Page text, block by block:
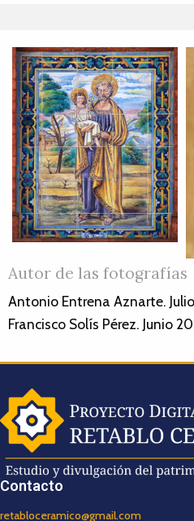
Autor de las fotografías
Antonio Entrena Aznarte.
Francisco Solís Pérez. Junio
Contacto
retabloceramico@gmail.com